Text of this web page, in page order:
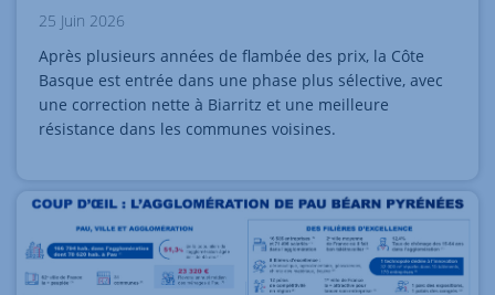
25 Juin 2026
Après plusieurs années de flambée des prix, la Côte
Basque est entrée dans une phase plus sélective, avec
une correction nette à Biarritz et une meilleure
résistance dans les communes voisines.